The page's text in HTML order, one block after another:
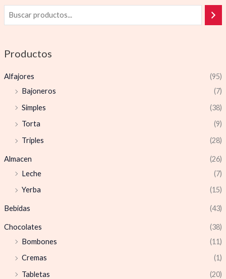
Productos
Alfajores
(95)
Bajoneros
(7)
Simples
(38)
Torta
(9)
Triples
(28)
Almacen
(26)
Leche
(7)
Yerba
(15)
Bebidas (43)
Chocolates
(38)
Bombones
(11)
Cremas
(1)
Tabletas
(20)